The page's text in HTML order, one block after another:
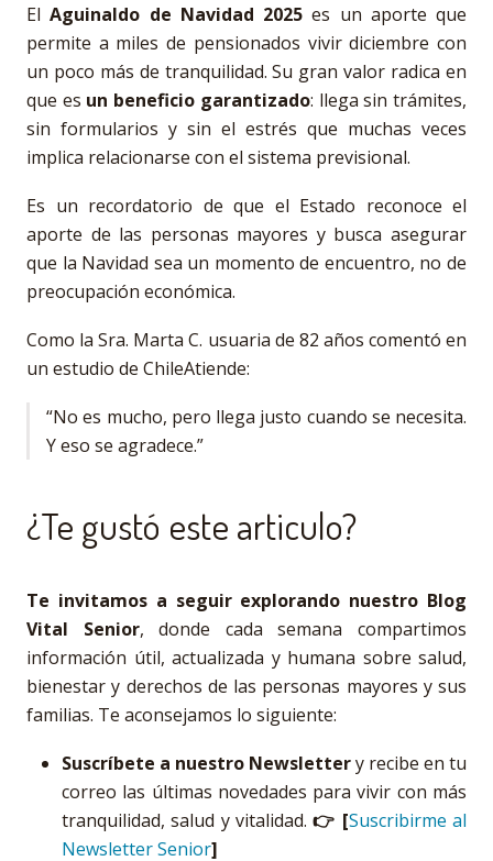
ElAguinaldo de Navidad 2025 es un aporte que
permite a miles de pensionados vivir diciembre con
un poco más de tranquilidad. Su gran valor radica en
que es un beneficio garantizado: llega sin trámites,
sin formularios y sin el estrés que muchas veces
implica relacionarse con el sistema previsional.
Es un recordatorio de que el Estado reconoce el
aporte de las personas mayores y busca asegurar
que la Navidad sea un momento de encuentro, no de
preocupación económica.
Como la Sra. Marta C. usuaria de 82 años comentó en
un estudio de ChileAtiende:
“No es mucho, pero llega justo cuando se necesita.
Y eso se agradece.”
¿Te gustó este articulo?
Te invitamos a seguir explorando nuestro Blog
Vital Senior, donde cada semana compartimos
información útil, actualizada y humana sobre salud,
bienestar y derechos de las personas mayores y sus
familias. Te aconsejamos lo siguiente:
Suscríbete a nuestro Newslettery recibe en tu
correo las últimas novedades para vivir con más
tranquilidad, salud y vitalidad.👉 [Suscribirme al
Newsletter Senior]